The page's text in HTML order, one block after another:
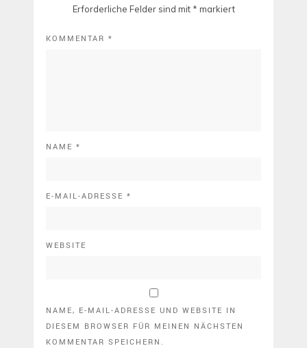
Erforderliche Felder sind mit * markiert
KOMMENTAR *
NAME *
E-MAIL-ADRESSE *
WEBSITE
NAME, E-MAIL-ADRESSE UND WEBSITE IN
DIESEM BROWSER FÜR MEINEN NÄCHSTEN
KOMMENTAR SPEICHERN.